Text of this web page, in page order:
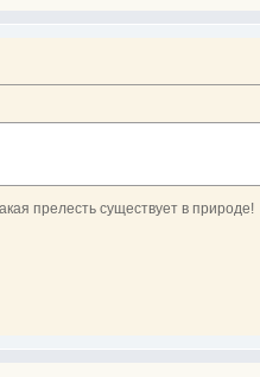
прелесть существует в природе!